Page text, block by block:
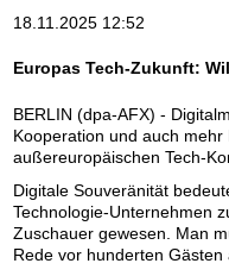
18.11.2025 12:52
Europas Tech-Zukunft:
BERLIN (dpa-AFX) -
Kooperation und auch
außereuropäischen Tech-
Digitale Souveränität
Technologie-Unternehmen
Zuschauer gewesen. Man
Rede vor hunderten Gästen